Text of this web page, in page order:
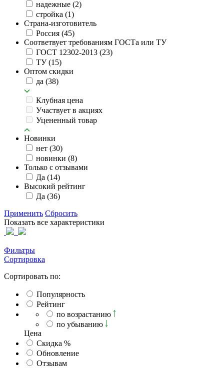
надежные (2)
стройка (1)
Страна-изготовитель
Россия (45)
Соответвует требованиям ГОСТа или ТУ
ГОСТ 12302-2013 (23)
ТУ(15)
Оптом скидки
да (38)
Клубная цена
Участвует в акциях
Уцененный товар
Новинки
нет (30)
новинки (8)
Только с отзывами
Да (14)
Высокий рейтинг
Да (36)
Применить Сбросить
Показать все характеристики
Фильтры
Сортировка
Сортировать по:
Популярность
Рейтинг
по возрастанию
по убыванию
Ценa
Скидка %
Обновление
Отзывам